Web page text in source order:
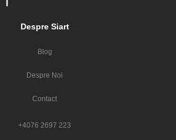
Despre Siart
Blog
Despre Noi
Contact
+4076 2697 223